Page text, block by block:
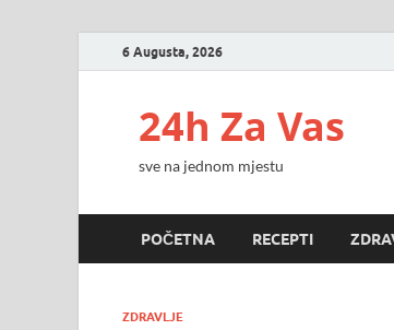
6 Augusta, 2026
24h Za Vas
sve na jednom mjestu
POČETNA RECEPTI
ZDRAVLJE